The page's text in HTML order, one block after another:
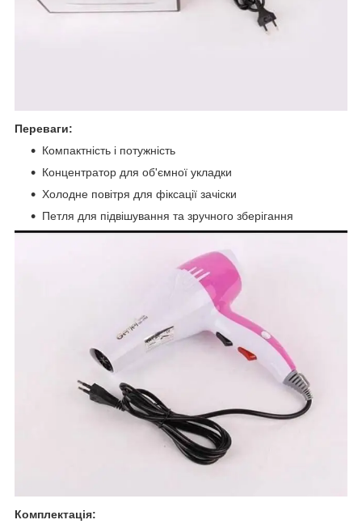
Переваги:
Компактність і потужність
Концентратор для об'ємної укладки
Холодне повітря для фіксації зачіски
Петля для підвішування та зручного зберігання
Комплектація: